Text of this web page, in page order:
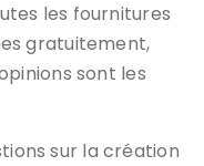
les fournitures
gratuitement,
sont les
sur la création